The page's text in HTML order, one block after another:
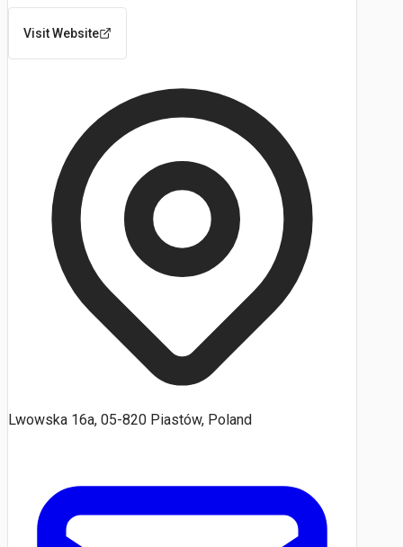
Visit Website
Lwowska 16a, 05-820 Piastów, Poland